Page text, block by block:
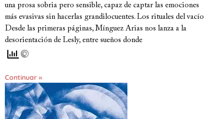
una prosa sobria pero sensible, capaz de captar las emociones
más evasivas sin hacerlas grandilocuentes. Los rituales del vacío
Desde las primeras páginas, Mínguez Arias nos lanza a la
desorientación de Lesly, entre sueños donde
Continuar »